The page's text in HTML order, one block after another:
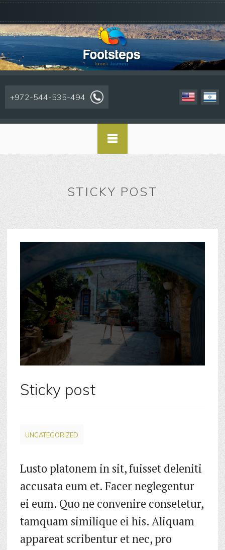
+972-544-535-494
STICKY POST
Sticky post
UNCATEGORIZED
Lusto platonem in sit, fuisset deleniti
accusata eum et. Facer neglegentur
ei eum. Quo ne convenire consetetur,
tamquam similique ei his. Aliquam
appareat scribentur et nec, pro